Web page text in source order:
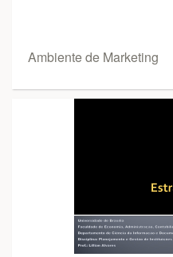
Ambiente de Marketing